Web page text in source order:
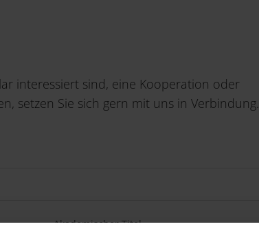
interessiert sind, eine Kooperation oder
setzen Sie sich gern mit uns in Verbindung.
Akademischer Titel